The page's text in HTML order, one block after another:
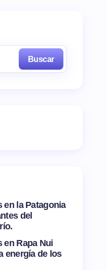
Buscar
en la Patagonia
del
en Rapa Nui
energía de los